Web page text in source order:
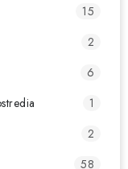
15
2
6
1
2
58